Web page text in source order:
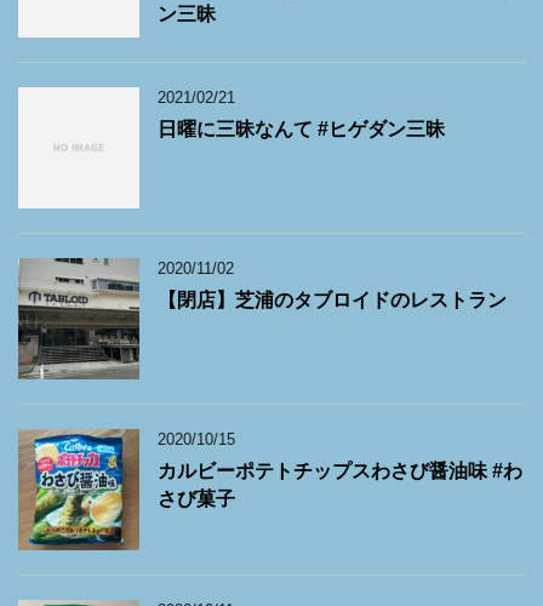
ン三昧
2021/02/21
日曜に三昧なんて #ヒゲダン三昧
2020/11/02
【閉店】芝浦のタブロイドのレストラン
2020/10/15
カルビーポテトチップスわさび醤油味 #わ
さび菓子